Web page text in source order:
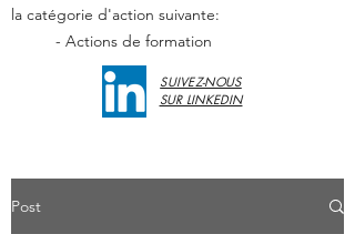
SUIVEZ-NOUS
SUR LINKEDIN
la catégorie d'action suivante:
- Actions de formation
Post